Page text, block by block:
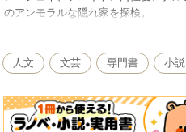
のアンモラルな隠れ家を探検。
人文 文芸 専門書 小説